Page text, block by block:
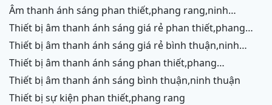
âm thanh ánh sáng phan thiết,phang rang,ninh
chữ,vĩnh hy,cam ranh
thiết bị âm thanh ánh sáng giá rẻ phan thiết,phang
rang,ninh chữ,vĩnh hy, ninh thuận
thiết bị âm thanh ánh sáng giá rẻ bình thuận,ninh
thuận
thiết bị âm thanh ánh sáng phan thiết,phang
rang,ninh chữ,vĩnh hy,cam ranh
thiết bị âm thanh ánh sáng bình thuận,ninh thuận
thiết bị sự kiện phan thiết,phang rang